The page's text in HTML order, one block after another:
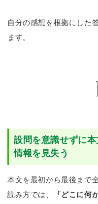
自分の感想を根拠にした
ます。
設問を意識せずに
情報を見失う
本文を最初から最後まで
読み方では、
「どこに何